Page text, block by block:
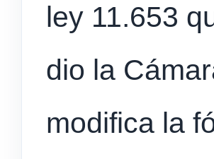
ley 11.653
dio la
modifica la